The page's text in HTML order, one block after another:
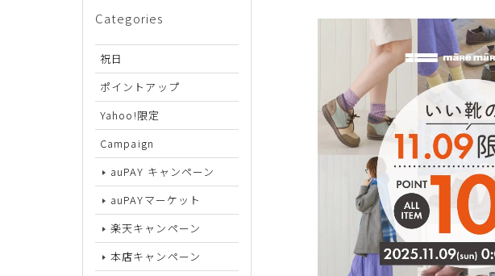
Categories
祝日
ポイントアップ
Yahoo!限定
Campaign
auPAY キャンペーン
auPAYマーケット
楽天キャンペーン
本店キャンペーン
防水レインアイテム
アウトレット
その他・小物
サイズから探す
22cm
22.5cm
23cm
ヒールの高さから探す
1㎝未満
1cm以上2cm未満
2cm以上3cm未満